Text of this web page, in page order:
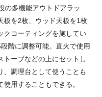
の多機能アウトドアラッ
板を2枚、ウッド天板を1枚
クコーティングを施してい
階に調整可能。直火で使用
トーブなどの上にセットし
、調理台として使うことも
用することもできる。